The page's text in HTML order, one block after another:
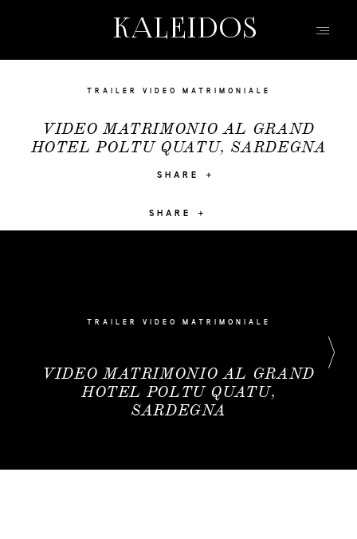
KALEIDOS
TRAILER VIDEO MATRIMONIALE
VIDEO MATRIMONIO AL GRAND
HOTEL POLTU QUATU, SARDEGNA
SHARE
TRAILER VIDEO MATRIMONIALE
VIDEO MATRIMONIO AL GRAND
HOTEL POLTU QUATU,
SARDEGNA
SHARE
KALEIDOS
WEDDING
FILMS
KW | BLOG